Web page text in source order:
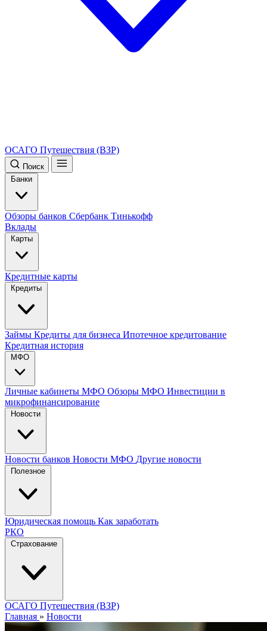
ОСАГО Путешествия (ВЗР)
Поиск
Банки
Обзоры банков Сбербанк Тинькофф
Вклады
Карты
Кредитные карты
Кредиты
Займы Кредиты для бизнеса Ипотечное кредитование
Кредитная история
МФО
Личные кабинеты МФО Обзоры МФО Инвестиции в
микрофинансирование
Новости
Новости банков Новости МФО Другие новости
Полезное
Юридическая помощь Как заработать
РКО
Страхование
ОСАГО Путешествия (ВЗР)
Главная » Новости